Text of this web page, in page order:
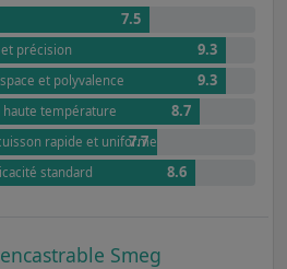
7.5
précision 9.3
et polyvalence 9.3
haute température 8.7
rapide et uniforme
7.7
standard 8.6
Smeg